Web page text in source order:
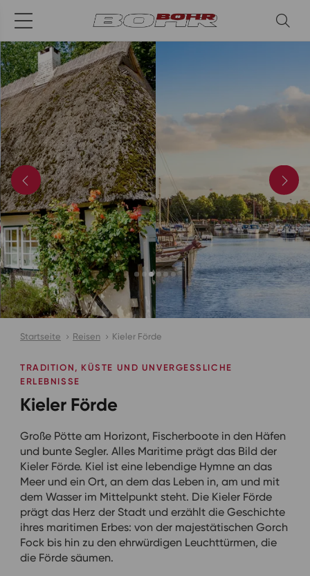
Startseite Reisen Kieler Förde
Kieler Förde
TRADITION, KÜSTE UND UNVERGESSLICHE
ERLEBNISSE
Große Pötte am Horizont, Fischerboote in den Häfen
und bunte Segler. Alles Maritime prägt das Bild der
Kieler Förde. Kiel ist eine lebendige Hymne an das
Meer und ein Ort, an dem das Leben in, am und mit
dem Wasser im Mittelpunkt steht. Die Kieler Förde
prägt das Herz der Stadt und erzählt die Geschichte
ihres maritimen Erbes: von der majestätischen Gorch
Fock bis hin zu den ehrwürdigen Leuchttürmen, die
die Förde säumen.